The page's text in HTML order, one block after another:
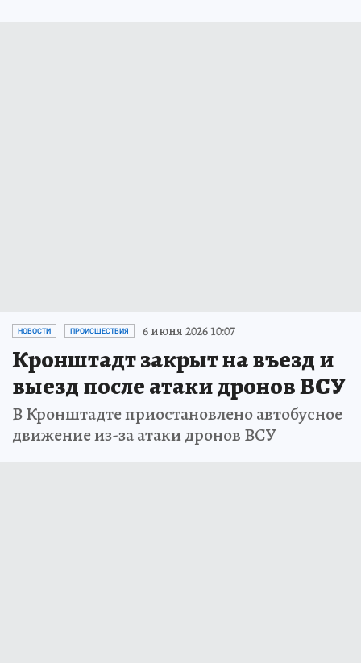
НОВОСТИ ПРОИСШЕСТВИЯ 6 июня 2026 10:07
Кронштадт закрыт на въезд и
выезд после атаки дронов ВСУ
В Кронштадте приостановлено автобусное
движение из-за атаки дронов ВСУ